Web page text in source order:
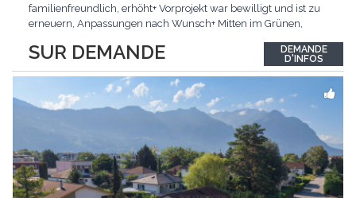
SUR DEMANDE
familienfreundlich, erhöht+ Vorprojekt war bewilligt und ist zu
erneuern, Anpassungen nach Wunsch+ Mitten im Grünen,
Naturnähe, Neubau, Privatsphäre und die strategisch beste
Lage suchenKLARTEXT: Voll erschlossen, bewilligt und mit
DEMANDE
D'INFOS